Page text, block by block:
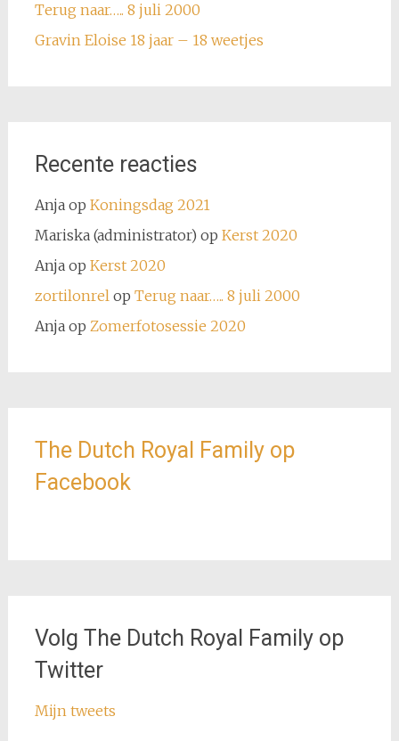
Terug naar….. 8 juli 2000
Gravin Eloise 18 jaar – 18 weetjes
Recente reacties
Anjaop Koningsdag 2021
Mariska (administrator) op Kerst 2020
Anjaop Kerst 2020
zortilonrelop Terug naar….. 8 juli 2000
Anjaop Zomerfotosessie 2020
The Dutch Royal Family op
Facebook
Volg The Dutch Royal Family op
Twitter
Mijn tweets